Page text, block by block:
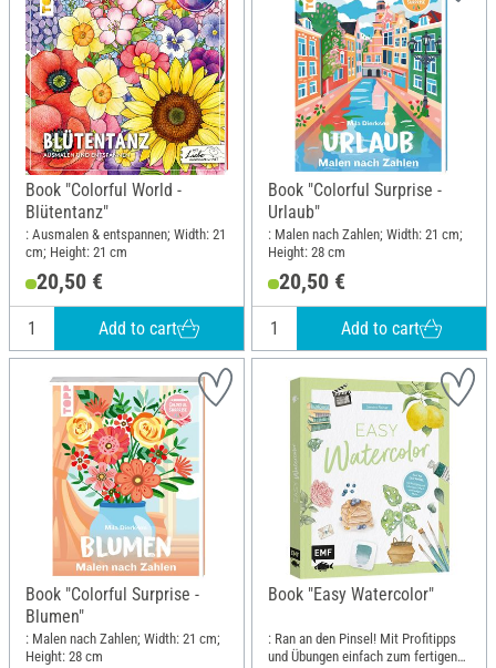
Book "Colorful World -
Blütentanz"
: Ausmalen & entspannen; Width: 21
cm; Height: 21 cm
20,50 €
Add to cart
Book "Colorful Surprise -
Urlaub"
: Malen nach Zahlen; Width: 21 cm;
Height: 28 cm
20,50 €
Add to cart
Book "Colorful Surprise -
Blumen"
: Malen nach Zahlen; Width: 21 cm;
Height: 28 cm
Book "Easy Watercolor"
: Ran an den Pinsel! Mit Profitipps
und Übungen einfach zum fertigen